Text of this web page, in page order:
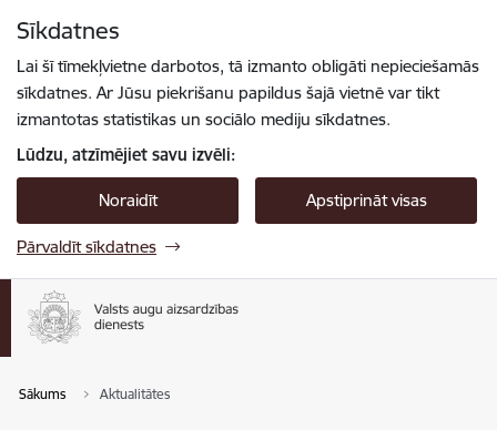
Sīkdatnes
Lai šī tīmekļvietne darbotos, tā izmanto obligāti nepieciešamās
sīkdatnes. Ar Jūsu piekrišanu papildus šajā vietnē var tikt
izmantotas statistikas un sociālo mediju sīkdatnes.
Lūdzu, atzīmējiet savu izvēli:
Noraidīt Apstiprināt visas
Pārvaldīt sīkdatnes
Sākums Aktualitātes